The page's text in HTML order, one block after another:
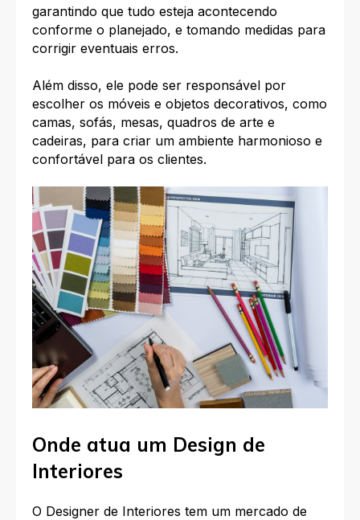
garantindo que tudo esteja acontecendo
conforme o planejado, e tomando medidas para
corrigir eventuais erros.
Além disso, ele pode ser responsável por
escolher os móveis e objetos decorativos, como
camas, sofás, mesas, quadros de arte e
cadeiras, para criar um ambiente harmonioso e
confortável para os clientes.
Onde atua um Design de
Interiores
O Designer de Interiores tem um mercado de